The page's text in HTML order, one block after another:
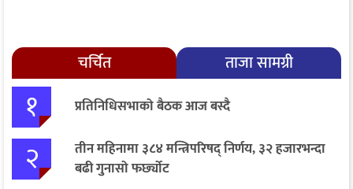
चर्चित ताजा सामग्री
१ प्रतिनिधिसभाको बैठक आज बस्दै
२
तीन महिनामा ३८४ मन्त्रिपरिषद् निर्णय, ३२ हजारभन्दा
बढी गुनासो फर्छ्योट